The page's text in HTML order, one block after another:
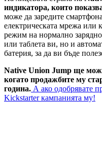
индикатора, които
може да заредите
електрическата мрежа или
режим на нормално
или таблета ви, но и
батерия, за да ви бъде
Native Union Jump ще
когато продажбите му
година. А ако одобрявате
Kickstarter кампанията му!